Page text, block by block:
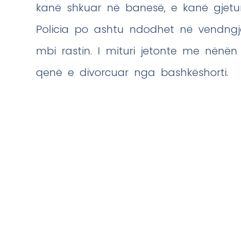
kanë shkuar në banesë, e kanë
Policia po ashtu ndodhet në
mbi rastin. I mituri jetonte me
qenë e divorcuar nga bashkëshorti.